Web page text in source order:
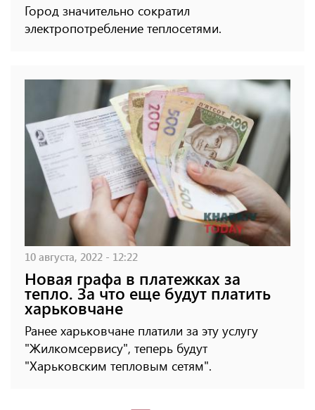
Город значительно сократил
электропотребление теплосетями.
10 августа, 2022 - 12:22
Новая графа в платежках за
тепло. За что еще будут платить
харьковчане
Ранее харьковчане платили за эту услугу
"Жилкомсервису", теперь будут
"Харьковским тепловым сетям".